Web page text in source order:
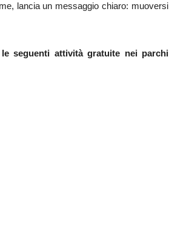
lancia un messaggio chiaro: muoversi
seguenti attività gratuite nei parchi